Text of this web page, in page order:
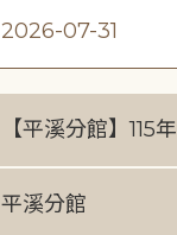
2026-07-31
【平溪分館】115
平溪分館